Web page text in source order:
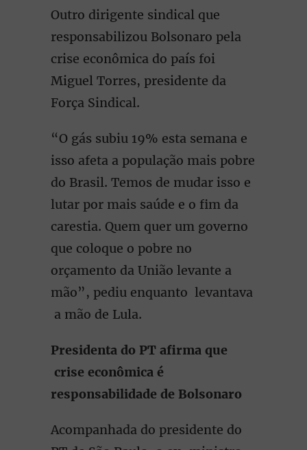
Outro dirigente sindical que
responsabilizou Bolsonaro pela
crise econômica do país foi
Miguel Torres, presidente da
Força Sindical.
“O gás subiu 19% esta semana e
isso afeta a população mais pobre
do Brasil. Temos de mudar isso e
lutar por mais saúde e o fim da
carestia. Quem quer um governo
que coloque o pobre no
orçamento da União levante a
mão”, pediu enquanto levantava
a mão de Lula.
Presidenta do PT afirma que
crise econômica é
responsabilidade de Bolsonaro
Acompanhada do presidente do